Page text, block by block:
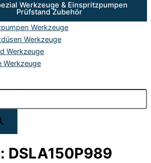
Werkzeuge & Einspritzpumpen
Prüfstand Zubehör
Werkzeuge
Werkzeuge
Werkzeuge
Werkzeuge
DSLA150P989